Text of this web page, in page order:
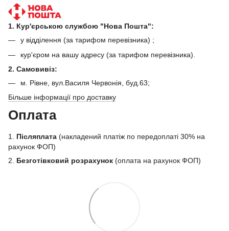
1. Кур'єрською службою "Нова Пошта":
у відділення (за тарифом перевізника) ;
кур'єром на вашу адресу (за тарифом перевізника).
2. Самовивіз:
м. Рівне, вул.Василя Червонія, буд.63;
Більше інформації про доставку
Оплата
1. Післяплата (накладений платіж по передоплаті 30% на
рахунок ФОП)
2. Безготівковий розрахунок (оплата на рахунок ФОП)